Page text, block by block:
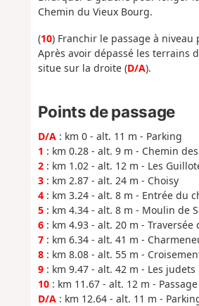
Chemin du Vieux Bourg.
(10) Franchir le passage à
Après avoir dépassé les terrains
situe sur la droite (D/A).
Points de passage
D/A: km 0 - alt. 11 m - Parking
1 : km 0.28 - alt. 9 m - Chemin
2: km 1.02 - alt. 12 m - Les
3: km 2.87 - alt. 24 m - Choisy
4: km 3.24 - alt. 8 m - Entrée du
5: km 4.34 - alt. 8 m - Moulin de
6: km 4.93 - alt. 20 m - Traversée
7: km 6.34 - alt. 41 m -
8: km 8.08 - alt. 55 m -
9: km 9.47 - alt. 42 m - Les judets
10: km 11.67 - alt. 12 m -
D/A: km 12.64 - alt. 11 m -